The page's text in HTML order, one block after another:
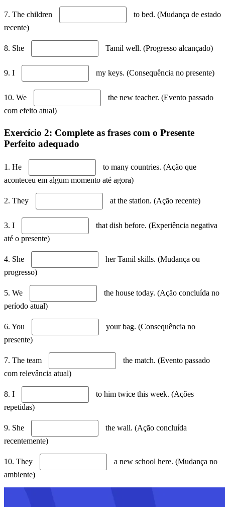
7. The children
to bed. (Mudança de estado
recente)
8. She Tamil well. (Progresso alcançado)
9. I my keys. (Consequência no presente)
10. We
the new teacher. (Evento passado
com efeito atual)
Exercício 2: Complete as frases com o Presente
Perfeito adequado
1. He
to many countries. (Ação que
aconteceu em algum momento até agora)
2. They at the station. (Ação recente)
3. I
that dish before. (Experiência negativa
até o presente)
4. She
her Tamil skills. (Mudança ou
progresso)
5. We
the house today. (Ação concluída no
período atual)
6. You
your bag. (Consequência no
presente)
7. The team
the match. (Evento passado
com relevância atual)
8. I
to him twice this week. (Ações
repetidas)
9. She
the wall. (Ação concluída
recentemente)
10. They
a new school here. (Mudança no
ambiente)